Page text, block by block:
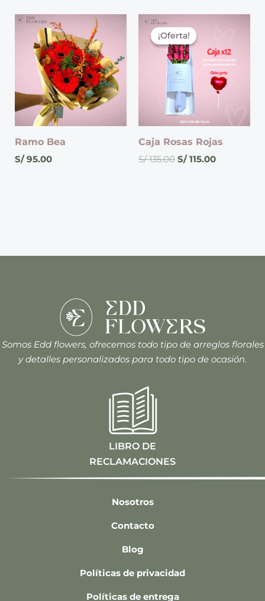
Ramo Bea
S/ 95.00
¡Oferta!
¡Oferta!
Caja Rosas Rojas
S/135.00
precio
original
era:
S/ 135.00.
S/ 115.00
es:
S/ 115.00.
Somos Edd flowers, ofrecemos todo tipo de arreglos florales
y detalles personalizados para todo tipo de ocasión.
LIBRO DE
RECLAMACIONES
Nosotros
Contacto
Blog
Políticas de privacidad
Políticas de entrega